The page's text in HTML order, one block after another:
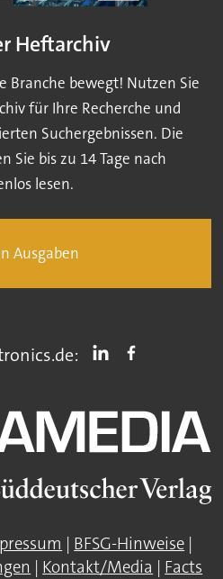
Heftarchiv
Branche bewegt! Nutzen Sie
für Ihre Recherche und
Suchergebnissen. Die
Sie bis zu 14 Tage nach
lesen.
Ausgaben
| BFSG-Hinweise |
| Kontakt/Media | Facts